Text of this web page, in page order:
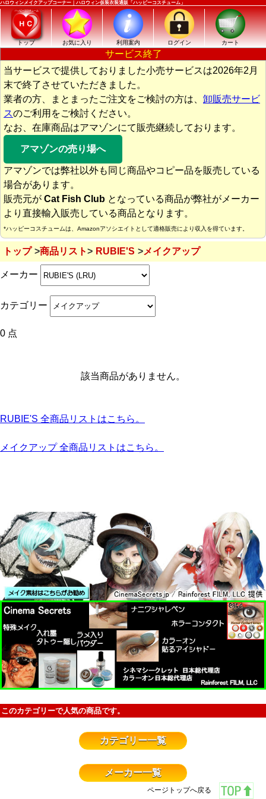
ハロウィンメイクアップコーナー｜ハロウィン仮装衣装通販「ハッピーコスチューム」
トップ お気に入り 利用案内 ログイン カート
サービス終了
当サービスで提供しておりました小売サービスは2026年2月
末で終了させていただきました。
業者の方、まとまったご注文をご検討の方は、 卸販売サービ
スのご利用をご検討ください。
なお、在庫商品はアマゾンにて販売継続しております。
アマゾンの売り場へ
アマゾンでは弊社以外も同じ商品やコピー品を販売している
場合があります。
販売元が Cat Fish Club となっている商品が弊社がメーカー
より直接輸入販売している商品となります。
*ハッピーコスチュームは、Amazonアソシエイトとして適格販売により収入を得ています。
トップ 商品リスト RUBIE'S メイクアップ
メーカー
カテゴリー
0 点
該当商品がありません。
RUBIE'S 全商品リストはこちら。
メイクアップ 全商品リストはこちら。
このカテゴリーで人気の商品です。
カテゴリー一覧
メーカー一覧
ページトップへ戻る